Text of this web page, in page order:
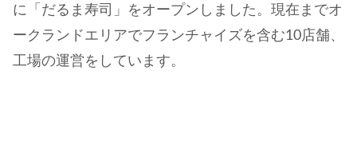
に「だるま寿司」をオープンしました。現在までオ
ークランドエリアでフランチャイズを含む10店舗、
工場の運営をしています。